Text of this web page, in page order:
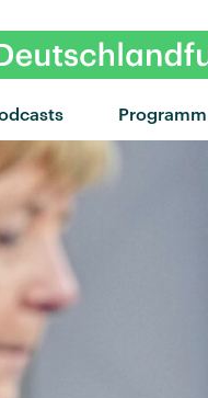
Programm